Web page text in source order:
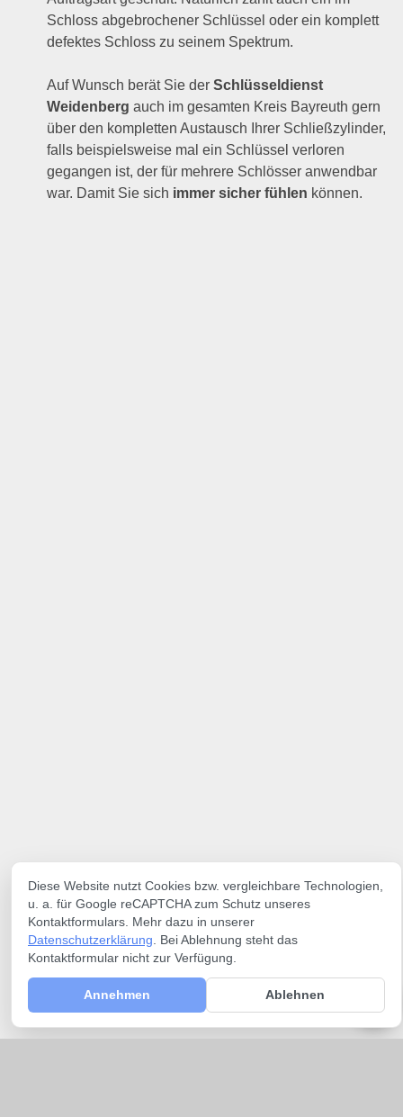
Schloss abgebrochener Schlüssel oder ein komplett
defektes Schloss zu seinem Spektrum.
Auf Wunsch berät Sie derSchlüsseldienst
Weidenberg auch im gesamten Kreis Bayreuth gern
über den kompletten Austausch Ihrer Schließzylinder,
falls beispielsweise mal ein Schlüssel verloren
gegangen ist, der für mehrere Schlösser anwendbar
war. Damit Sie sich immer sicher fühlen können.
Diese Website nutzt Cookies bzw. vergleichbare Technologien,
u. a. für Google reCAPTCHA zum Schutz unseres
Kontaktformulars. Mehr dazu in unserer
Datenschutzerklärung . Bei Ablehnung steht das
Kontaktformular nicht zur Verfügung.
Annehmen Ablehnen